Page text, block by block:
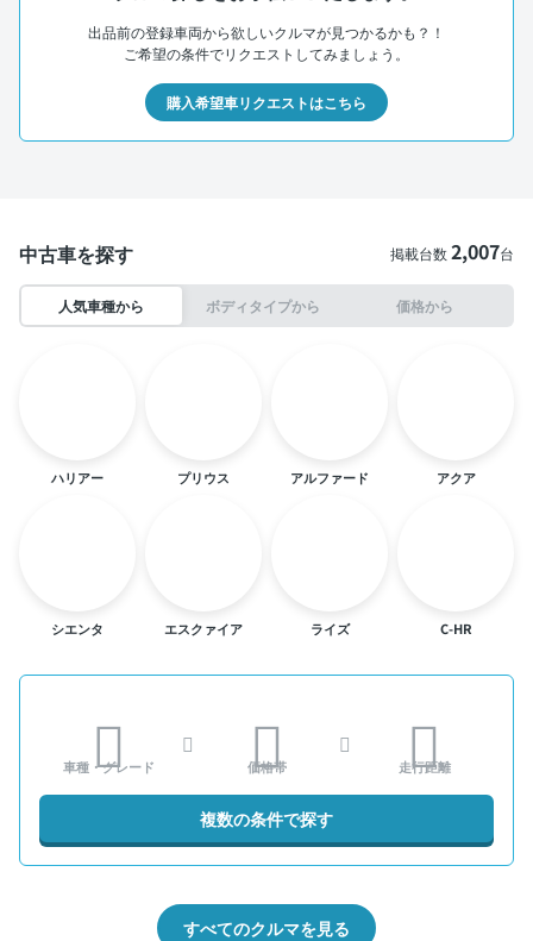
出品前の登録車両から欲しいクルマが見つかるかも？！
ご希望の条件でリクエストしてみましょう。
購入希望車リクエストはこちら
中古車を探す 掲載台数2,007台
人気車種から ボディタイプから 価格から
ハリアー プリウス アルファード アクア
シエンタ エスクァイア ライズ C-HR
車種・グレード 価格帯 走行距離
複数の条件で探す
すべてのクルマを見る